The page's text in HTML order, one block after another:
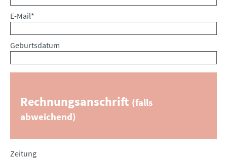
Pflichtfeld
E-Mail*
Geburtsdatum
Rechnungsanschrift (falls
abweichend)
Zeitung